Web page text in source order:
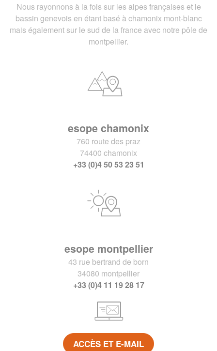
Nous rayonnons à la fois sur les alpes françaises et le
bassin genevois en étant basé à chamonix mont-blanc
mais également sur le sud de la france avec notre pôle de
montpellier.
esope chamonix
760 route des praz
74400 chamonix
+33 (0)4 50 53 23 51
esope montpellier
43 rue bertrand de born
34080 montpellier
+33 (0)4 11 19 28 17
ACCÈS ET E-MAIL